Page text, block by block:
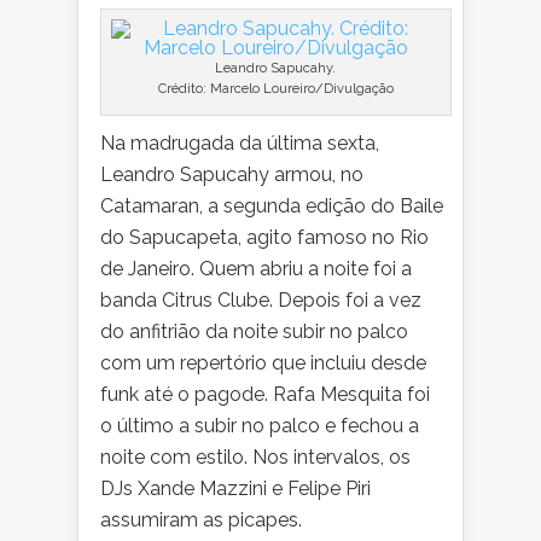
Leandro Sapucahy.
Crédito: Marcelo Loureiro/Divulgação
Na madrugada da última sexta,
Leandro Sapucahy armou, no
Catamaran, a segunda edição do Baile
do Sapucapeta, agito famoso no Rio
de Janeiro. Quem abriu a noite foi a
banda Citrus Clube. Depois foi a vez
do anfitrião da noite subir no palco
com um repertório que incluiu desde
funk até o pagode. Rafa Mesquita foi
o último a subir no palco e fechou a
noite com estilo. Nos intervalos, os
DJs Xande Mazzini e Felipe Piri
assumiram as picapes.